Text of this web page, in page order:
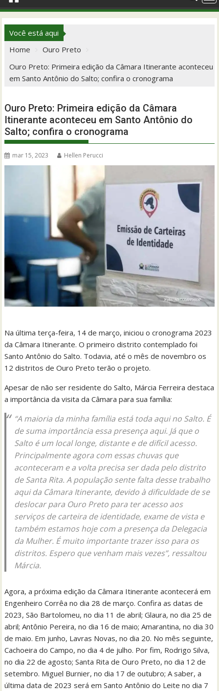
Você está aqui
Home
Ouro Preto
Ouro Preto: Primeira edição da Câmara Itinerante aconteceu
em Santo Antônio do Salto; confira o cronograma
Ouro Preto: Primeira edição da Câmara
Itinerante aconteceu em Santo Antônio do
Salto; confira o cronograma
mar 15, 2023 Hellen Perucci
Na última terça-feira, 14 de março, iniciou o cronograma 2023
da Câmara Itinerante. O primeiro distrito contemplado foi
Santo Antônio do Salto. Todavia, até o mês de novembro os
12 distritos de Ouro Preto terão o projeto.
Apesar de não ser residente do Salto, Márcia Ferreira destaca
a importância da visita da Câmara para sua família:
“A maioria da minha família está toda aqui no Salto. É
de suma importância essa presença aqui. Já que o
Salto é um local longe, distante e de difícil acesso.
Principalmente agora com essas chuvas que
aconteceram e a volta precisa ser dada pelo distrito
de Santa Rita. A população sente falta desse trabalho
aqui da Câmara Itinerante, devido à dificuldade de se
deslocar para Ouro Preto para ter acesso aos
serviços de carteira de identidade, exame de vista e
também estamos hoje com a presença da Delegacia
da Mulher. É muito importante trazer isso para os
distritos. Espero que venham mais vezes”, ressaltou
Márcia.
Agora, a próxima edição da Câmara Itinerante acontecerá em
Engenheiro Corrêa no dia 28 de março. Confira as datas de
2023, São Bartolomeu, no dia 11 de abril; Glaura, no dia 25 de
abril; Antônio Pereira, no dia 16 de maio; Amarantina, no dia 30
de maio. Em junho, Lavras Novas, no dia 20. No mês seguinte,
Cachoeira do Campo, no dia 4 de julho. Por fim, Rodrigo Silva,
no dia 22 de agosto; Santa Rita de Ouro Preto, no dia 12 de
setembro. Miguel Burnier, no dia 17 de outubro; A saber, a
última data de 2023 será em Santo Antônio do Leite no dia 7